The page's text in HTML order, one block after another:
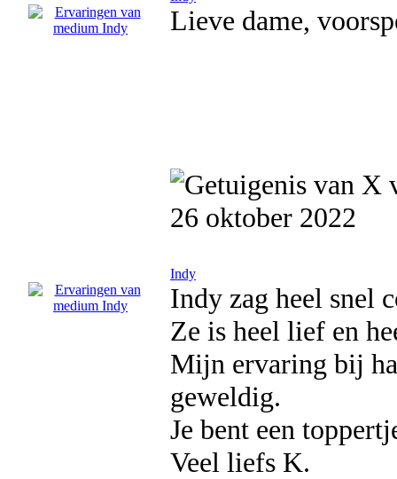
Lieve dame,
26 oktober 2022
Indy
Indy zag heel snel
Ze is heel lief en
Mijn ervaring bij
geweldig.
Je bent een
Veel liefs K.